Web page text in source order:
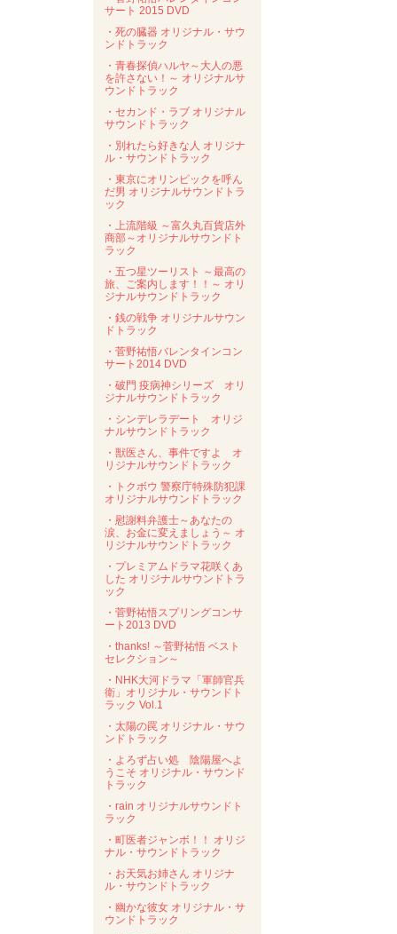
サート 2015 DVD
・死の臓器 オリジナル・サウ
ンドトラック
・青春探偵ハルヤ～大人の悪
を許さない！～ オリジナルサ
ウンドトラック
・セカンド・ラブ オリジナル
サウンドトラック
・別れたら好きな人 オリジナ
ル・サウンドトラック
・東京にオリンピックを呼ん
だ男 オリジナルサウンドトラ
ック
・上流階級 ～富久丸百貨店外
商部～オリジナルサウンドト
ラック
・五つ星ツーリスト ～最高の
旅、ご案内します！！～ オリ
ジナルサウンドトラック
・銭の戦争 オリジナルサウン
ドトラック
・菅野祐悟バレンタインコン
サート2014 DVD
・破門 疫病神シリーズ オリ
ジナルサウンドトラック
・シンデレラデート オリジ
ナルサウンドトラック
・獣医さん、事件ですよ オ
リジナルサウンドトラック
・トクボウ 警察庁特殊防犯課
オリジナルサウンドトラック
・慰謝料弁護士～あなたの
涙、お金に変えましょう～ オ
リジナルサウンドトラック
・プレミアムドラマ花咲くあ
した オリジナルサウンドトラ
ック
・菅野祐悟スプリングコンサ
ート2013 DVD
・thanks! ～菅野祐悟 ベスト
セレクション～
・NHK大河ドラマ「軍師官兵
衛」オリジナル・サウンドト
ラック Vol.1
・太陽の罠 オリジナル・サウ
ンドトラック
・よろず占い処 陰陽屋へよ
うこそ オリジナル・サウンド
トラック
・rain オリジナルサウンドト
ラック
・町医者ジャンボ！！ オリジ
ナル・サウンドトラック
・お天気お姉さん オリジナ
ル・サウンドトラック
・幽かな彼女 オリジナル・サ
ウンドトラック